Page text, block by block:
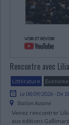
Rencontre avec
Littérature
Le 08/09/2026 - De
Station Ausone
Venez rencontrer
aux éditions Gallimard.